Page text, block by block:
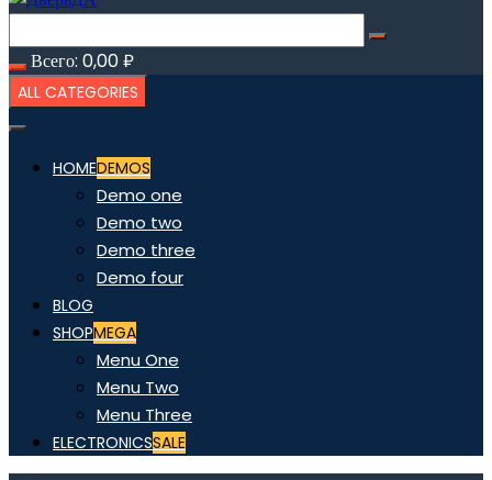
Всего: 0,00₽
ALL CATEGORIES
HOMEDEMOS
Demo one
Demo two
Demo three
Demo four
BLOG
SHOPMEGA
Menu One
Menu Two
Menu Three
ELECTRONICSSALE